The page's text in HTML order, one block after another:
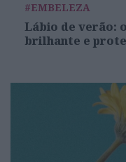
#EMBELEZA
Lábio de verão:
brilhante e